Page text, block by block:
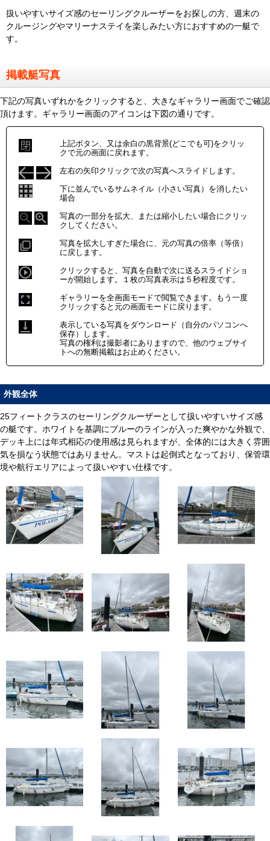
扱いやすいサイズ感のセーリングクルーザーをお探しの方、週末の
クルージングやマリーナステイを楽しみたい方におすすめの一艇で
す。
掲載艇写真
下記の写真いずれかをクリックすると、大きなギャラリー画面でご確認
頂けます。ギャラリー画面のアイコンは下図の通りです。
上記ボタン、又は余白の黒背景(どこでも可)をクリッ
クで元の画面に戻れます。
左右の矢印クリックで次の写真へスライドします。
下に並んでいるサムネイル（小さい写真）を消したい
場合
写真の一部分を拡大、または縮小したい場合にクリッ
クしてください。
写真を拡大しすぎた場合に、元の写真の倍率（等倍）
に戻します。
クリックすると、写真を自動で次に送るスライドショ
ーが開始します。１枚の写真表示は５秒程度です。
ギャラリーを全画面モードで閲覧できます。もう一度
クリックすると元の画面モードに戻ります。
表示している写真をダウンロード（自分のパソコンへ
保存）します。
写真の権利は撮影者にありますので、他のウェブサイ
トへの無断掲載はお止めください。
外観全体
25フィートクラスのセーリングクルーザーとして扱いやすいサイズ感
の艇です。ホワイトを基調にブルーのラインが入った爽やかな外観で、
デッキ上には年式相応の使用感は見られますが、全体的には大きく雰囲
気を損なう状態ではありません。マストは起倒式となっており、保管環
境や航行エリアによって扱いやすい仕様です。